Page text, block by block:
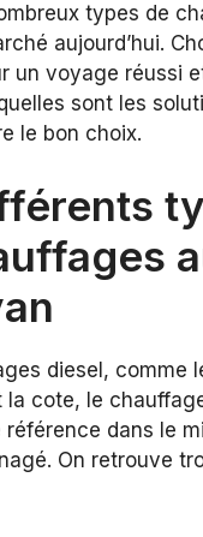
types de
aujourd’hui.
un voyage réussi
sont les
le bon choix.
diesel, comme
la cote, le
dans le
On retrouve